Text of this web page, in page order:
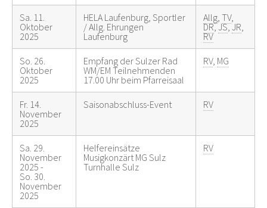
Sa. 11.
Oktober
2025
HELA Laufenburg, Sportler
/ Allg. Ehrungen
Laufenburg
Allg TV,
DR,JS,JR
RV
So. 26.
Oktober
2025
Empfang der Sulzer Rad
WM/EM Teilnehmenden
17.00 Uhr beim Pfarreisaal
RV, MG
Fr. 14.
November
2025
Saisonabschluss-Event RV
Sa. 29.
November
2025 -
So. 30.
November
2025
Helfereinsätze
Musigkonzärt MG Sulz
Turnhalle Sulz
RV